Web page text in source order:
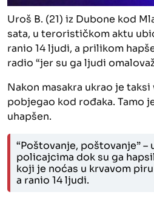
Uroš B. (21) iz Dubone kod
sata, u terorističkom aktu
ranio 14 ljudi, a prilikom
radio “jer su ga ljudi
Nakon masakra ukrao je
pobjegao kod rođaka. Tamo
uhapšen.
“Poštovanje, poštovanje”
policajcima dok su ga
koji je noćas u krvavom
a ranio 14 ljudi.